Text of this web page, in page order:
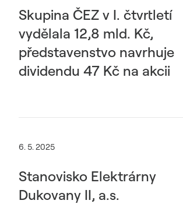
Skupina ČEZ v I. čtvrtletí
vydělala 12,8 mld. Kč,
představenstvo navrhuje
dividendu 47 Kč na akcii
6. 5. 2025
Stanovisko Elektrárny
Dukovany II, a.s.